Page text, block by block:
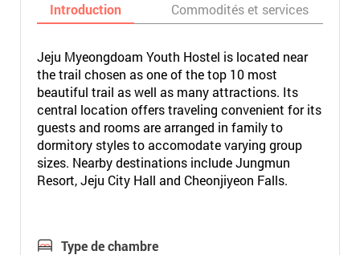
Introduction Commodités et services
Jeju Myeongdoam Youth Hostel is located near
the trail chosen as one of the top 10 most
beautiful trail as well as many attractions. Its
central location offers traveling convenient for its
guests and rooms are arranged in family to
dormitory styles to accomodate varying group
sizes. Nearby destinations include Jungmun
Resort, Jeju City Hall and Cheonjiyeon Falls.
Type de chambre